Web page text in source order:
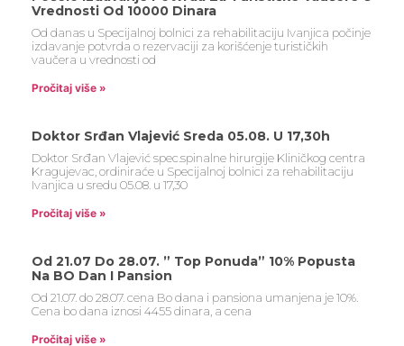
Vrednosti Od 10000 Dinara
Od danas u Specijalnoj bolnici za rehabilitaciju Ivanjica počinje
izdavanje potvrda o rezervaciji za korišćenje turističkih
vaučera u vrednosti od
Pročitaj više »
Doktor Srđan Vlajević Sreda 05.08. U 17,30h
Doktor Srđan Vlajević spec.spinalne hirurgije Kliničkog centra
Kragujevac, ordiniraće u Specijalnoj bolnici za rehabilitaciju
Ivanjica u sredu 05.08. u 17,30
Pročitaj više »
Od 21.07 Do 28.07. ” Top Ponuda” 10% Popusta
Na BO Dan I Pansion
Od 21.07. do 28.07. cena Bo dana i pansiona umanjena je 10%.
Cena bo dana iznosi 4455 dinara, a cena
Pročitaj više »